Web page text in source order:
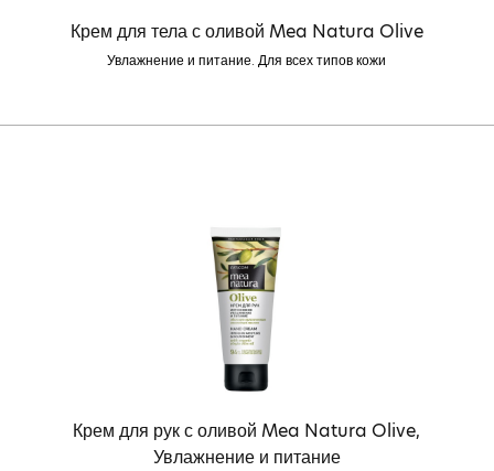
Крем для тела с оливой Mea Natura Olive
Увлажнение и питание. Для всех типов кожи
Крем для рук с оливой Mea Natura Olive,
Увлажнение и питание